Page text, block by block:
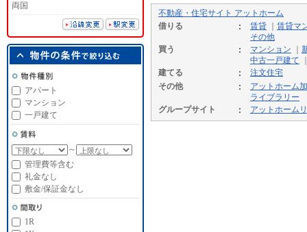
不動産・住宅サイト アットホーム
借りる
賃貸
賃貸マ
その他
買う
マンション
中古一戸建て
建てる
注文住宅
その他
アットホーム
ライブラリー
グループサイト
アットホーム
両国
アパート
マンション
一戸建て
～
管理費等含む
礼金なし
敷金/保証金なし
1R